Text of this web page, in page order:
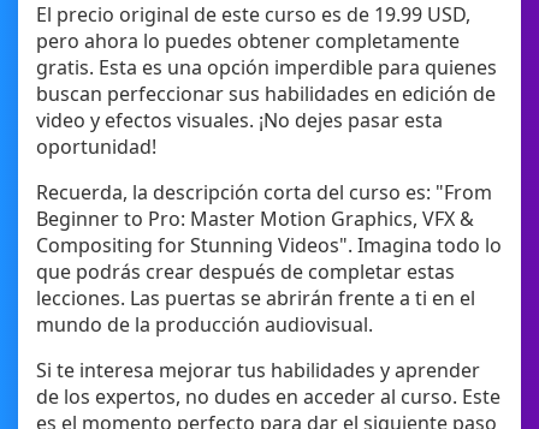
El precio original de este curso es de 19.99 USD,
pero ahora lo puedes obtener completamente
gratis. Esta es una opción imperdible para quienes
buscan perfeccionar sus habilidades en edición de
video y efectos visuales. ¡No dejes pasar esta
oportunidad!
Recuerda, la descripción corta del curso es: "From
Beginner to Pro: Master Motion Graphics, VFX &
Compositing for Stunning Videos". Imagina todo lo
que podrás crear después de completar estas
lecciones. Las puertas se abrirán frente a ti en el
mundo de la producción audiovisual.
Si te interesa mejorar tus habilidades y aprender
de los expertos, no dudes en acceder al curso. Este
es el momento perfecto para dar el siguiente paso